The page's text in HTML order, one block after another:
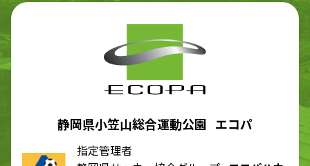
静岡県小笠山総合運動公園 エコパ
指定管理者